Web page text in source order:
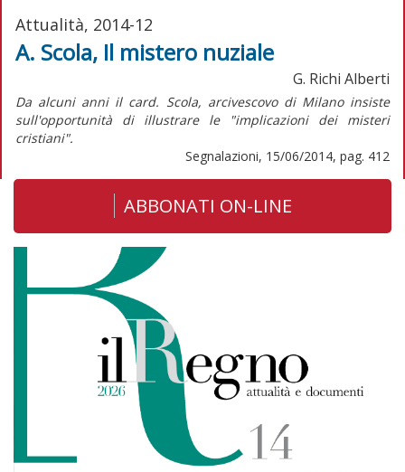
Attualità, 2014-12
A. Scola, Il mistero nuziale
G. Richi Alberti
Da alcuni anni il card. Scola, arcivescovo di Milano insiste
sull'opportunità di illustrare le "implicazioni dei misteri
cristiani".
Segnalazioni, 15/06/2014, pag. 412
ABBONATI ON-LINE